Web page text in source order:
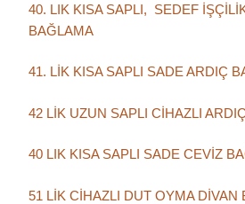
40. LIK KISA SAPLI, SEDEF
BAĞLAMA
41. LİK KISA SAPLI SADE ARDIÇ
42 LİK UZUN SAPLI CİHAZLI
40 LIK KISA SAPLI SADE CEVİZ
51 LİK CİHAZLI DUT OYMA DİVAN